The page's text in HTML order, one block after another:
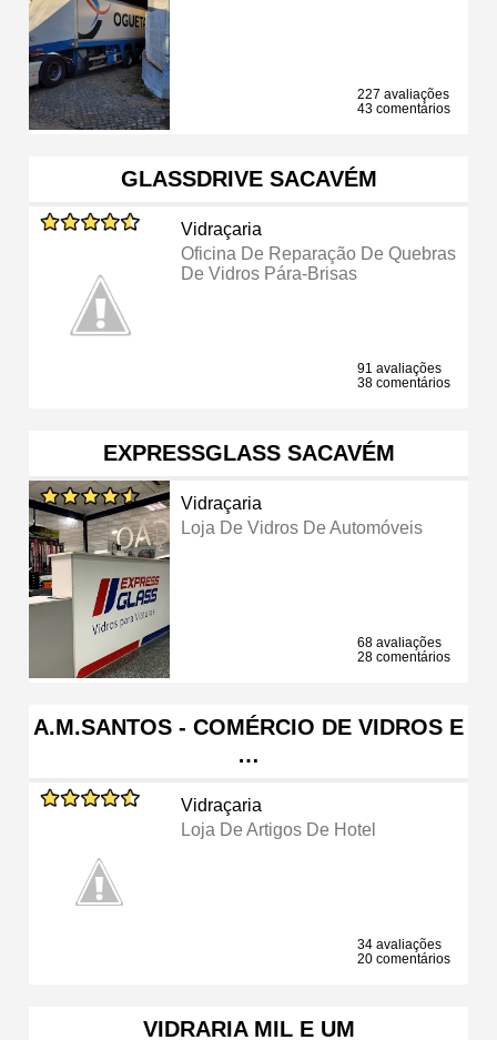
227 avaliações
43 comentários
GLASSDRIVE SACAVÉM
Vidraçaria
Oficina De Reparação De Quebras
De Vidros Pára-Brisas
91 avaliações
38 comentários
EXPRESSGLASS SACAVÉM
Vidraçaria
Loja De Vidros De Automóveis
68 avaliações
28 comentários
A.M.SANTOS - COMÉRCIO DE VIDROS E
…
Vidraçaria
Loja De Artigos De Hotel
34 avaliações
20 comentários
VIDRARIA MIL E UM